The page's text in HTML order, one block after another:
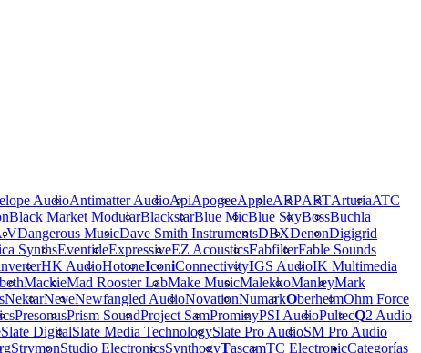
AudioAntimatter AudioApiApogeeAppleARPARTArturiaATC
Black Market ModularBlackstarBlue MicBlue SkyBossBuchla
Dangerous MusicDave Smith InstrumentsDBXDenonDigigrid
SynthsEventideExpressiveEZ AcousticsFabfilterFable Sounds
HK AudioHotoneIconiConnectivityIGS AudioIK Multimedia
MackieMad Rooster LabMake MusicMalekkoManleyMark
NektarNeveNewfangled AudioNovationNumarkOberheimOhm Force
PresonusPrism SoundProject SamProminyPSI AudioPultecQ2 Audio
Slate DigitalSlate Media TechnologySlate Pro AudioSM Pro Audio
StrymonStudio ElectronicsSynthogyTascamTC ElectronicCategorías